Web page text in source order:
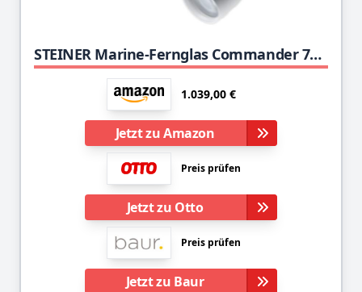
STEINER Marine-Fernglas Commander 7x50c - Größter und präzisester Kompass, deutsche Qualitätsoptik, 10m druckwasserdicht, Spitzenklasse in jedem Gewässer
1.039,00 €
Jetzt zu Amazon
Preis prüfen
Jetzt zu Otto
Preis prüfen
Jetzt zu Baur